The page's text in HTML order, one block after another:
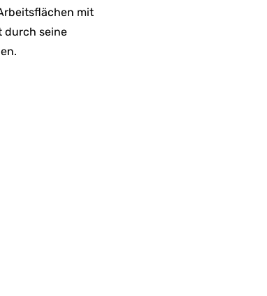
mit
durch seine